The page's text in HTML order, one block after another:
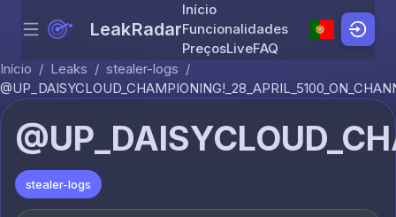
Skip to content
Menu LeakRadar
Início
Funcionalidades
PreçosLiveFAQ
Início / Leaks / stealer-logs /
stealer-logs